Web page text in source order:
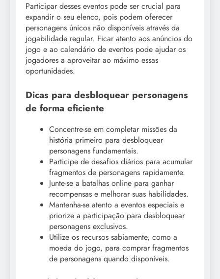
Participar desses eventos pode ser crucial para
expandir o seu elenco, pois podem oferecer
personagens únicos não disponíveis através da
jogabilidade regular. Ficar atento aos anúncios do
jogo e ao calendário de eventos pode ajudar os
jogadores a aproveitar ao máximo essas
oportunidades.
Dicas para desbloquear personagens
de forma eficiente
Concentre-se em completar missões da
história primeiro para desbloquear
personagens fundamentais.
Participe de desafios diários para acumular
fragmentos de personagens rapidamente.
Junte-se a batalhas online para ganhar
recompensas e melhorar suas habilidades.
Mantenha-se atento a eventos especiais e
priorize a participação para desbloquear
personagens exclusivos.
Utilize os recursos sabiamente, como a
moeda do jogo, para comprar fragmentos
de personagens quando disponíveis.